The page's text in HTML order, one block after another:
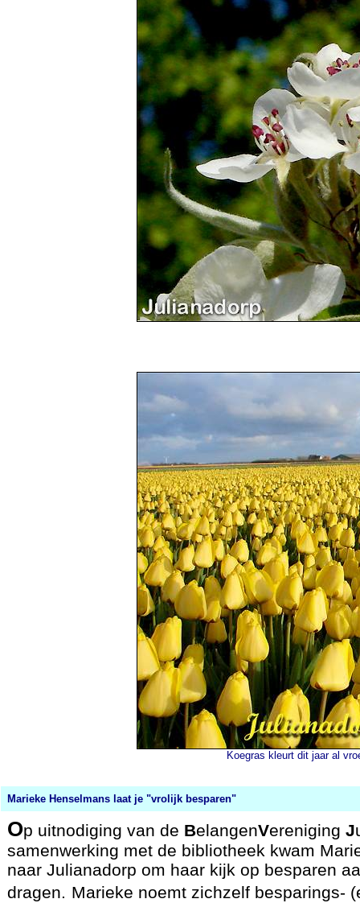
Koegras kleurt dit jaar al
Marieke Henselmans laat je "vrolijk besparen"
Op uitnodiging van de BelangenVereniging J
samenwerking met de bibliotheek kwam
naar Julianadorp om haar kijk op besparen
dragen. Marieke noemt zichzelf besparings-